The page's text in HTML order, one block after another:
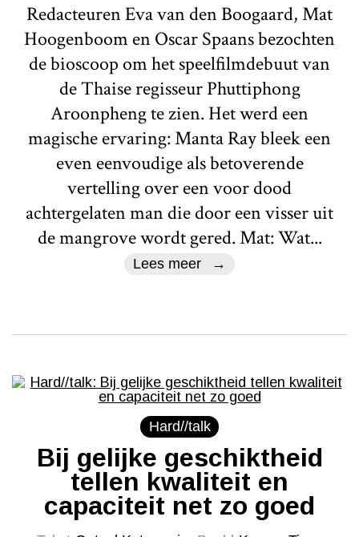
Redacteuren Eva van den Boogaard, Mat
Hoogenboom en Oscar Spaans bezochten
de bioscoop om het speelfilmdebuut van
de Thaise regisseur Phuttiphong
Aroonpheng te zien. Het werd een
magische ervaring: Manta Ray bleek een
even eenvoudige als betoverende
vertelling over een voor dood
achtergelaten man die door een visser uit
de mangrove wordt gered. Mat: Wat...
Lees meer
Hard//talk
Bij gelijke geschiktheid
tellen kwaliteit en
capaciteit net zo goed